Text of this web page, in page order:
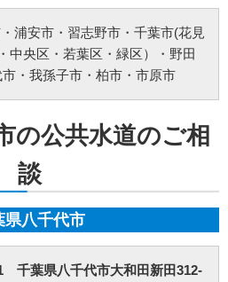
対応いたします。
式会社】
い合わせの際、ご注文番号のご提示をお願いい
の年式や型式、部材や特殊工事が必要な場合
は、キャンセル料5,500円(税込)を申し受けま
場合は、キャンセル料5,500円(税込)及び出張費
・ 浦安市・ 習志野市・ 千葉市(花見
中央区・若葉区・緑区）・ 野田
市 ・ 我孫子市 ・ 柏市 ・ 市原市
の公共水道のご相
談
県八千代市
千葉県八千代市大和田新田312-